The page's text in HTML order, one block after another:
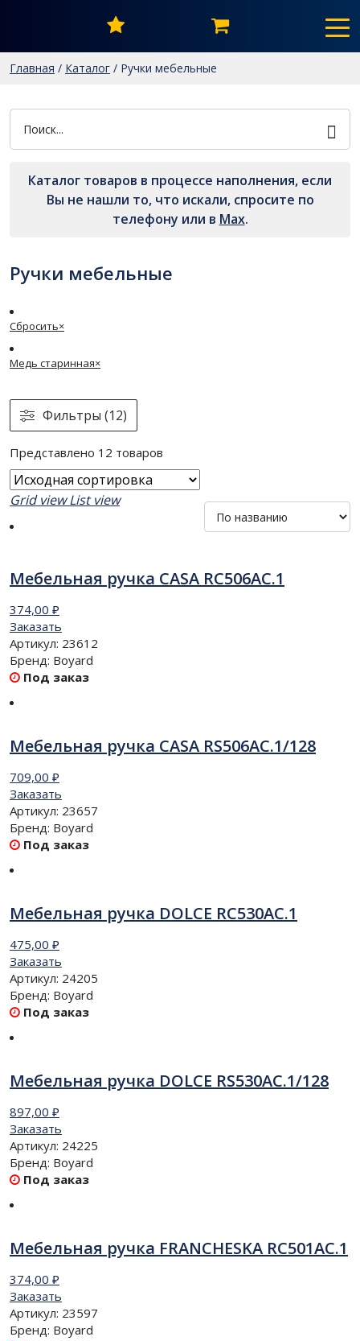
Главная / Каталог / Ручки мебельные
Каталог товаров в процессе наполнения, если
Вы не нашли то, что искали, спросите по
телефону или в Мах.
Ручки мебельные
Сбросить×
Медь старинная×
Фильтры (12)
Представлено 12 товаров
Grid view List view
Мебельная ручка CASA RC506AC.1
374,00 ₽
Заказать
Артикул: 23612
Бренд: Boyard
Под заказ
Мебельная ручка CASA RS506AC.1/128
709,00 ₽
Заказать
Артикул: 23657
Бренд: Boyard
Под заказ
Мебельная ручка DOLCE RC530AC.1
475,00 ₽
Заказать
Артикул: 24205
Бренд: Boyard
Под заказ
Мебельная ручка DOLCE RS530AC.1/128
897,00 ₽
Заказать
Артикул: 24225
Бренд: Boyard
Под заказ
Мебельная ручка FRANCHESKA RC501AC.1
374,00 ₽
Заказать
Артикул: 23597
Бренд: Boyard